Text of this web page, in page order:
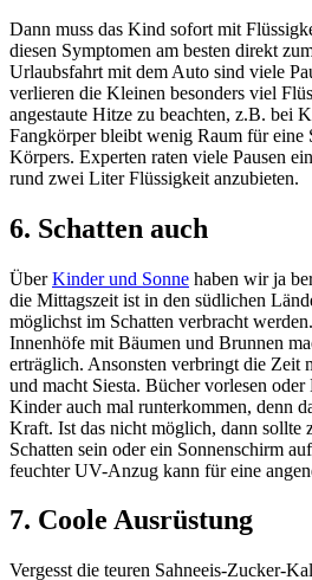
Dann muss das Kind sofort mit
diesen Symptomen am besten direkt
Urlaubsfahrt mit dem Auto sind viele
verlieren die Kleinen besonders viel
angestaute Hitze zu beachten, z.B. bei
Fangkörper bleibt wenig Raum für eine
Körpers. Experten raten viele Pausen
rund zwei Liter Flüssigkeit anzubieten.
6. Schatten auch
ÜberKinder und Sonne haben wir ja
die Mittagszeit ist in den südlichen
möglichst im Schatten verbracht
Innenhöfe mit Bäumen und Brunnen
erträglich. Ansonsten verbringt die Zeit
und macht Siesta. Bücher vorlesen
Kinder auch mal runterkommen, denn
Kraft. Ist das nicht möglich, dann sollte
Schatten sein oder ein Sonnenschirm
feuchter UV-Anzug kann für eine
7. Coole Ausrüstung
Vergesst die teuren Sahneeis-Zucker-